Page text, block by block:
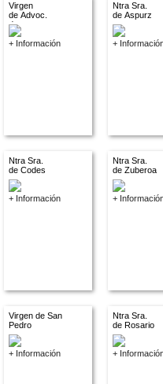
Virgen
de Advoc.
descon.
+ Información
Ntra Sra.
de Aspurz
+
Ntra Sra.
de Codes
+ Información
Ntra Sra.
de Zuberoa
+
Virgen de San
Pedro
+ Información
Ntra Sra.
de Rosario
+